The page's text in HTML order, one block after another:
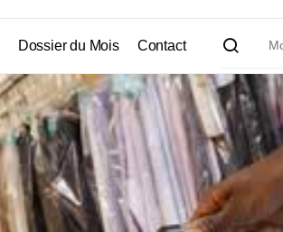
Dossier du Mois Contact